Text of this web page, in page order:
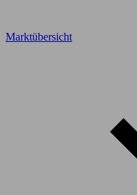
Marktübersicht